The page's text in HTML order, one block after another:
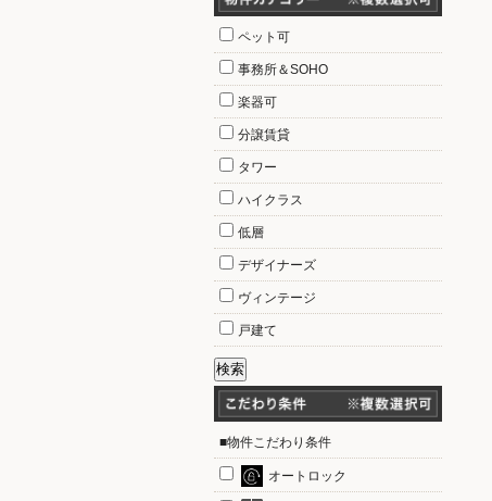
ペット可
事務所＆SOHO
楽器可
分譲賃貸
タワー
ハイクラス
低層
デザイナーズ
ヴィンテージ
戸建て
■物件こだわり条件
オートロック